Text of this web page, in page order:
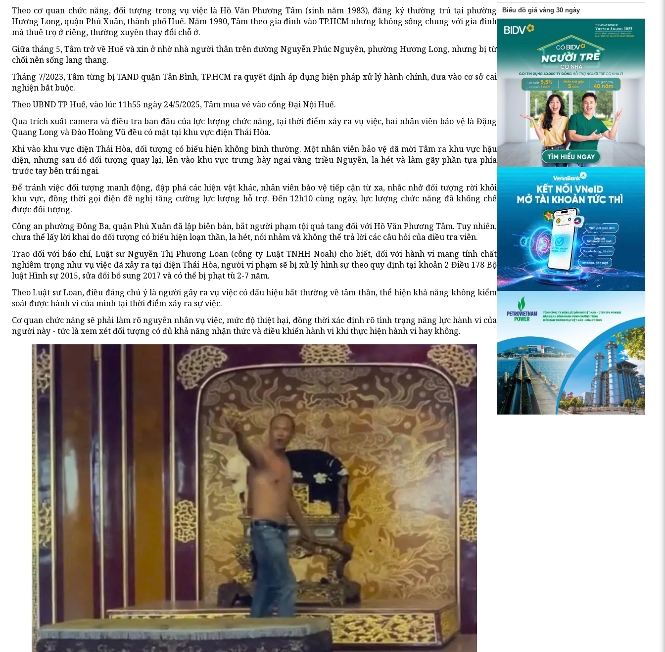
Theo cơ quan chức năng, đối tượng trong vụ việc là Hồ Văn Phương Tâm (sinh năm 1983), đăng ký thường trú tại phường
Hương Long, quận Phú Xuân, thành phố Huế. Năm 1990, Tâm theo gia đình vào TP.HCM nhưng không sống chung với gia đình
mà thuê trọ ở riêng, thường xuyên thay đổi chỗ ở.
Giữa tháng 5, Tâm trở về Huế và xin ở nhờ nhà người thân trên đường Nguyễn Phúc Nguyên, phường Hương Long, nhưng bị từ
chối nên sống lang thang.
Tháng 7/2023, Tâm từng bị TAND quận Tân Bình, TP.HCM ra quyết định áp dụng biện pháp xử lý hành chính, đưa vào cơ sở cai
nghiện bắt buộc.
Theo UBND TP Huế, vào lúc 11h55 ngày 24/5/2025, Tâm mua vé vào cổng Đại Nội Huế.
Qua trích xuất camera và điều tra ban đầu của lực lượng chức năng, tại thời điểm xảy ra vụ việc, hai nhân viên bảo vệ là Đặng
Quang Long và Đào Hoàng Vũ đều có mặt tại khu vực điện Thái Hòa.
Khi vào khu vực điện Thái Hòa, đối tượng có biểu hiện không bình thường. Một nhân viên bảo vệ đã mời Tâm ra khu vực hậu
điện, nhưng sau đó đối tượng quay lại, lẻn vào khu vực trưng bày ngai vàng triều Nguyễn, la hét và làm gãy phần tựa phía
trước tay bên trái ngai.
Để tránh việc đối tượng manh động, đập phá các hiện vật khác, nhân viên bảo vệ tiếp cận từ xa, nhắc nhở đối tượng rời khỏi
khu vực, đồng thời gọi điện đề nghị tăng cường lực lượng hỗ trợ. Đến 12h10 cùng ngày, lực lượng chức năng đã khống chế
được đối tượng.
Công an phường Đông Ba, quận Phú Xuân đã lập biên bản, bắt người phạm tội quả tang đối với Hồ Văn Phương Tâm. Tuy nhiên,
chưa thể lấy lời khai do đối tượng có biểu hiện loạn thần, la hét, nói nhảm và không thể trả lời các câu hỏi của điều tra viên.
Trao đổi với báo chí, Luật sư Nguyễn Thị Phương Loan (công ty Luật TNHH Noah) cho biết, đối với hành vi mang tính chất
nghiêm trọng như vụ việc đã xảy ra tại điện Thái Hòa, người vi phạm sẽ bị xử lý hình sự theo quy định tại khoản 2 Điều 178 Bộ
luật Hình sự 2015, sửa đổi bổ sung 2017 và có thể bị phạt tù 2-7 năm.
Theo Luật sư Loan, điều đáng chú ý là người gây ra vụ việc có dấu hiệu bất thường về tâm thần, thể hiện khả năng không kiểm
soát được hành vi của mình tại thời điểm xảy ra sự việc.
Cơ quan chức năng sẽ phải làm rõ nguyên nhân vụ việc, mức độ thiệt hại, đồng thời xác định rõ tình trạng năng lực hành vi của
người này - tức là xem xét đối tượng có đủ khả năng nhận thức và điều khiển hành vi khi thực hiện hành vi hay không.
Biểu đồ giá vàng 30 ngày